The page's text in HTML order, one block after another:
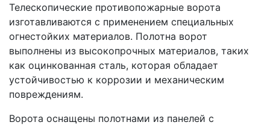
Телескопические противопожарные ворота
изготавливаются с применением специальных
огнестойких материалов. Полотна ворот
выполнены из высокопрочных материалов, таких
как оцинкованная сталь, которая обладает
устойчивостью к коррозии и механическим
повреждениям.
Ворота оснащены полотнами из панелей с